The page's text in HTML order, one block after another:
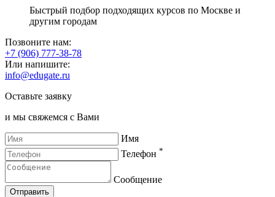
Быстрый подбор подходящих курсов по Москве и
другим городам
Позвоните нам:
+7 (906) 777-38-78
Или напишите:
info@edugate.ru
Оставьте заявку
и мы свяжемся с Вами
Имя
Телефон *
Сообщение
Отправить